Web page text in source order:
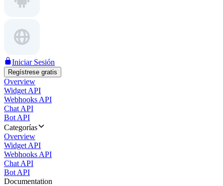
Iniciar Sesión
Regístrese gratis
Overview
Widget API
Webhooks API
Chat API
Bot API
Categorías
Overview
Widget API
Webhooks API
Chat API
Bot API
Documentation